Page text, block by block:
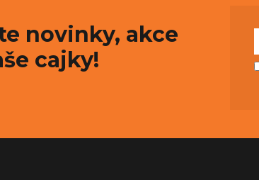
novinky, akce
cajky!